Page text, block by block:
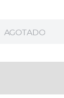
AGOTADO